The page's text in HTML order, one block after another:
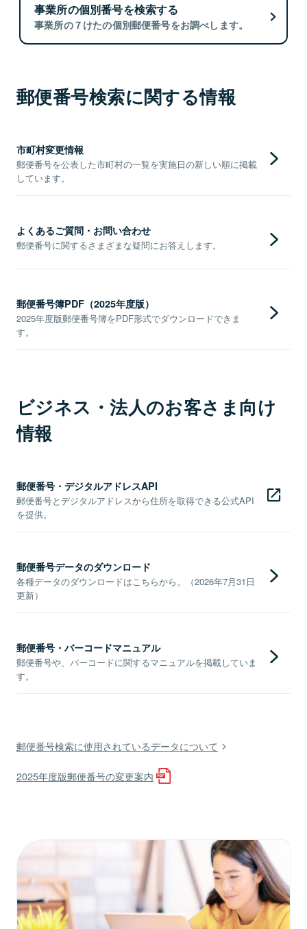
事業所の個別番号を検索する
事業所の７けたの個別郵便番号をお調べします。
郵便番号検索に関する情報
市町村変更情報
郵便番号を公表した市町村の一覧を実施日の新しい順に掲載
しています。
よくあるご質問・お問い合わせ
郵便番号に関するさまざまな疑問にお答えします。
郵便番号簿PDF（2025年度版）
2025年度版郵便番号簿をPDF形式でダウンロードできま
す。
ビジネス・法人のお客さま向け
情報
郵便番号・デジタルアドレスAPI
郵便番号とデジタルアドレスから住所を取得できる公式API
を提供。
郵便番号データのダウンロード
各種データのダウンロードはこちらから。（2026年7月31日
更新）
郵便番号・バーコードマニュアル
郵便番号や、バーコードに関するマニュアルを掲載していま
す。
郵便番号検索に使用されているデータについて
2025年度版郵便番号の変更案内